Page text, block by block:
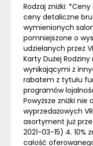
Rodzaj zniżki:
ceny detaliczne
wymienionych
pomniejszone o
udzielanych przez
Karty Dużej
wynikającymi z
rabatem z tytułu
programów
Powyższe zniżki
wyprzedażowych
asortyment już
2021-03-15) 4. 10%
całość